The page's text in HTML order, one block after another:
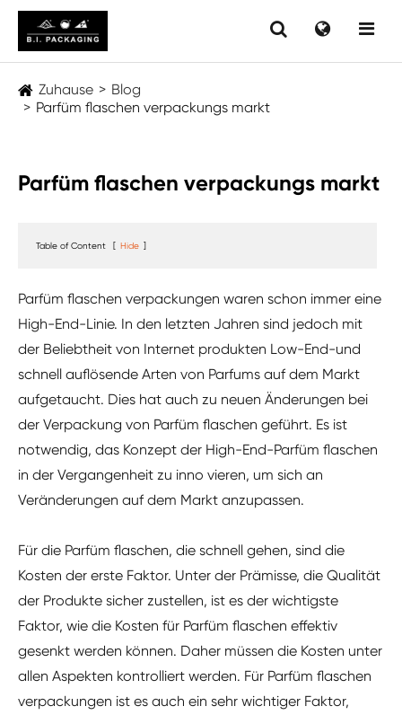
Zuhause
Blog
Parfüm flaschen verpackungs markt
Parfüm flaschen verpackungs markt
Table of Content [ Hide ]
Parfüm flaschen verpackungen waren schon immer eine
High-End-Linie. In den letzten Jahren sind jedoch mit
der Beliebtheit von Internet produkten Low-End-und
schnell auflösende Arten von Parfums auf dem Markt
aufgetaucht. Dies hat auch zu neuen Änderungen bei
der Verpackung von Parfüm flaschen geführt. Es ist
notwendig, das Konzept der High-End-Parfüm flaschen
in der Vergangenheit zu inno vieren, um sich an
Veränderungen auf dem Markt anzupassen.
Für die Parfüm flaschen, die schnell gehen, sind die
Kosten der erste Faktor. Unter der Prämisse, die Qualität
der Produkte sicher zustellen, ist es der wichtigste
Faktor, wie die Kosten für Parfüm flaschen effektiv
gesenkt werden können. Daher müssen die Kosten unter
allen Aspekten kontrolliert werden. Für Parfüm flaschen
verpackungen ist es auch ein sehr wichtiger Faktor,